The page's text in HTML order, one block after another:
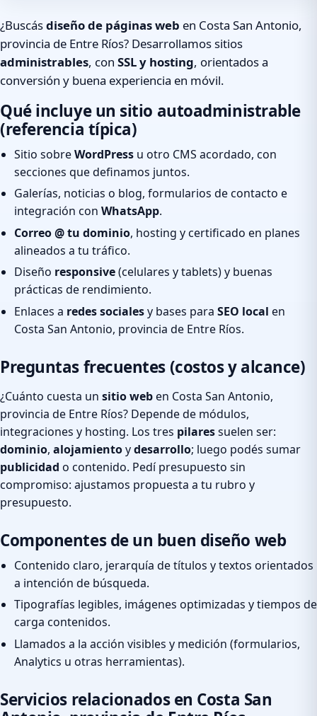
¿Buscásdiseño de páginas web en Costa San Antonio,
provincia de Entre Ríos? Desarrollamos sitios
administrables, con SSL y hosting, orientados a
conversión y buena experiencia en móvil.
Qué incluye un sitio autoadministrable
(referencia típica)
Sitio sobreWordPress u otro CMS acordado, con
secciones que definamos juntos.
Galerías, noticias o blog, formularios de contacto e
integración con WhatsApp.
Correo @ tu dominio, hosting y certificado en planes
alineados a tu tráfico.
Diseño responsive(celulares y tablets) y buenas
prácticas de rendimiento.
Enlaces a redes socialesy bases para SEO local en
Costa San Antonio, provincia de Entre Ríos.
Preguntas frecuentes (costos y alcance)
¿Cuánto cuesta un sitio weben Costa San Antonio,
provincia de Entre Ríos? Depende de módulos,
integraciones y hosting. Los tres pilaressuelen ser:
dominio, alojamientoydesarrollo; luego podés sumar
publicidad o contenido. Pedí presupuesto sin
compromiso: ajustamos propuesta a tu rubro y
presupuesto.
Componentes de un buen diseño web
Contenido claro, jerarquía de títulos y textos orientados
a intención de búsqueda.
Tipografías legibles, imágenes optimizadas y tiempos de
carga contenidos.
Llamados a la acción visibles y medición (formularios,
Analytics u otras herramientas).
Servicios relacionados en Costa San